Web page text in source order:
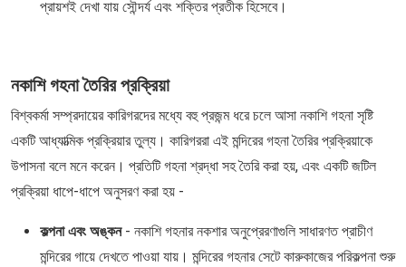
প্রায়শই দেখা যায় সৌন্দর্য এবং শক্তির প্রতীক হিসেবে।
নকাশি গহনা তৈরির প্রক্রিয়া
বিশ্বকর্মা সম্প্রদায়ের কারিগরদের মধ্যে বহু প্রজন্ম ধরে চলে আসা নকাশি গহনা সৃষ্টি
একটি আধ্যাত্মিক প্রক্রিয়ার তুল্য। কারিগররা এই মন্দিরের গহনা তৈরির প্রক্রিয়াকে
উপাসনা বলে মনে করেন। প্রতিটি গহনা শ্রদ্ধা সহ তৈরি করা হয়, এবং একটি জটিল
প্রক্রিয়া ধাপে-ধাপে অনুসরণ করা হয় -
কল্পনা এবং অঙ্কন - নকাশি গহনার নকশার অনুপ্রেরণাগুলি সাধারণত প্রাচীণ
মন্দিরের গায়ে দেখতে পাওয়া যায়। মন্দিরের গহনার সেটে কারুকাজের পরিকল্পনা শুরু